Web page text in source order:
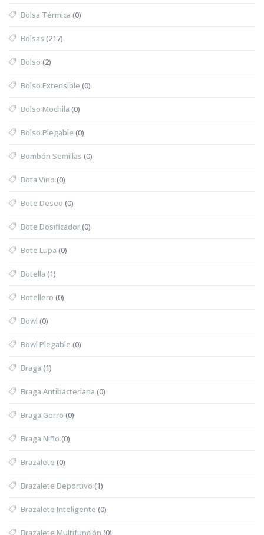
Bolsa Térmica (0)
Bolsas (217)
Bolso (2)
Bolso Extensible (0)
Bolso Mochila (0)
Bolso Plegable (0)
Bombón Semillas (0)
Bota Vino (0)
Bote Deseo (0)
Bote Dosificador(0)
Bote Lupa (0)
Botella (1)
Botellero (0)
Bowl (0)
Bowl Plegable (0)
Braga (1)
Braga Antibacteriana (0)
Braga Gorro (0)
Braga Niño (0)
Brazalete (0)
Brazalete Deportivo (1)
Brazalete Inteligente (0)
Brazalete Multifunción (0)